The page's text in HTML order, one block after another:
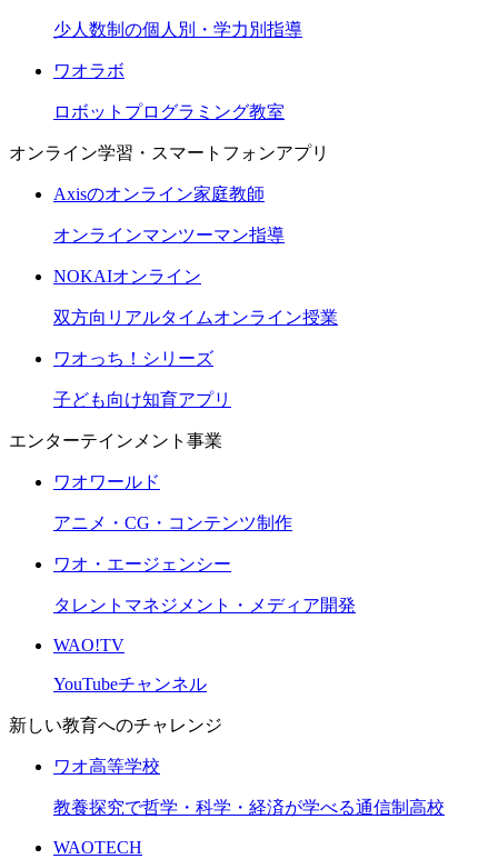
少人数制の個人別・学力別指導
ワオラボ
ロボットプログラミング教室
オンライン学習・スマートフォンアプリ
Axisのオンライン家庭教師
オンラインマンツーマン指導
NOKAIオンライン
双方向リアルタイムオンライン授業
ワオっち！シリーズ
子ども向け知育アプリ
エンターテインメント事業
ワオワールド
アニメ・CG・コンテンツ制作
ワオ・エージェンシー
タレントマネジメント・メディア開発
WAO!TV
YouTubeチャンネル
新しい教育へのチャレンジ
ワオ高等学校
教養探究で哲学・科学・経済が学べる通信制高校
WAOTECH